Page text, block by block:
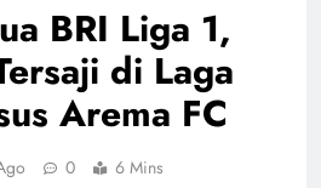
BRI Liga 1,
di Laga
Arema FC
0 6 Mins